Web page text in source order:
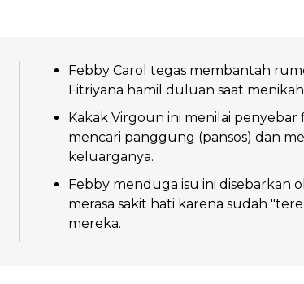
Febby Carol tegas membantah
Fitriyana hamil duluan saat
Kakak Virgoun ini menilai
mencari panggung (pansos) dan
keluarganya.
Febby menduga isu ini disebarkan
merasa sakit hati karena sudah
mereka.